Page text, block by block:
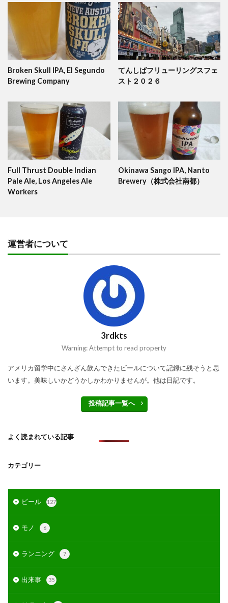
Broken Skull IPA, El Segundo
Brewing Company
てんしばフリューリングスフェ
スト２０２６
Full Thrust Double Indian
Pale Ale, Los Angeles Ale
Workers
Okinawa Sango IPA, Nanto
Brewery（株式会社南都）
運営者について
3rdkts
Warning: Attempt to read property
アメリカ留学中にさんざん飲んできたビールについて記録に残そうと思
います。美味しいかどうかしかわかりませんが。他は日記です。
投稿記事一覧へ
よく読まれている記事
カテゴリー
ビール 127
モノ 6
ランニング 7
出来事 35